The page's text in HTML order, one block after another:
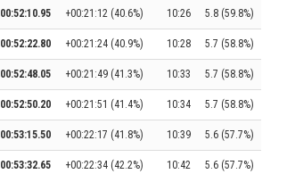
00:52:10.95 +00:21:12 (40.6%) 10:26 5.8 (59.8%)
00:52:22.80 +00:21:24 (40.9%) 10:28 5.7 (58.8%)
00:52:48.05 +00:21:49 (41.3%) 10:33 5.7 (58.8%)
00:52:50.20 +00:21:51 (41.4%) 10:34 5.7 (58.8%)
00:53:15.50 +00:22:17 (41.8%) 10:39 5.6 (57.7%)
00:53:32.65 +00:22:34 (42.2%) 10:42 5.6 (57.7%)